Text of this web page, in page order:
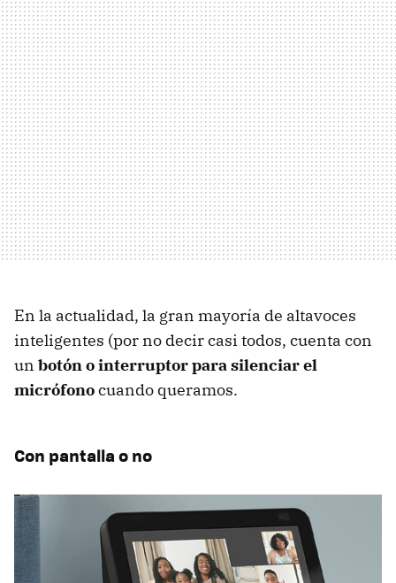
En la actualidad, la gran mayoría de altavoces
inteligentes (por no decir casi todos, cuenta con
un botón o interruptor para silenciar el
micrófonocuando queramos.
Con pantalla o no